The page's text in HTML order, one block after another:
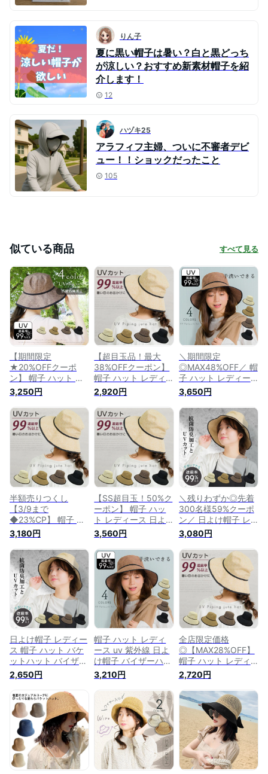
りん子
夏に黒い帽子は暑い？白と黒どっち
が涼しい？おすすめ新素材帽子を紹
介します！
12
ハヅキ25
アラフィフ主婦、ついに不審者デビ
ュー！！ショックだったこと
105
似ている商品 すべて見る
【期間限定
★20%OFFクーポ
ン】 帽子 ハット レ
ディース 日よけ帽子
おしゃれ カジュアル
シンプル バイザーハ
ット 大きめ 無地 メ
ッシュ ワイヤー バ
ケットハット バケッ
ト ブリムハットジュ
ートハット ジュート
紫外線対策 日焼け対
策 紫外線防止グッズ
3,250円
【超目玉品！最大
38%OFFクーポン】
帽子 ハット レディ
ース 日よけ帽子 お
しゃれ カジュアル
シンプル バイザーハ
ット 大きめ 無地 メ
ッシュ ワイヤー バ
ケットハット バケッ
ト ブリムハットジュ
ートハット ジュート
紫外線対策 日焼け対
策 紫外線防止グッズ
UV対策
2,920円
＼期間限定
◎MAX48%OFF／ 帽
子 ハット レディー
ス 日よけ帽子 おし
ゃれ カジュアル シ
ンプル バイザーハッ
ト 大きめ 無地 メッ
シュ ワイヤー バケ
ットハット バケット
ブリムハットジュー
トハット ジュート
紫外線対策 日焼け対
策 紫外線防止グッズ
UV対策
3,650円
半額売りつくし
【3/9まで
◆23%CP】 帽子 ハ
ット レディース 日
よけ帽子 おしゃれ
ワイヤー 紫外線防止
グッズ 日焼け対策
UV対策 ジュート UV
カット 無地 メッシ
ュ ブリムハットジュ
ートハット 紫外線対
策 バイザーハット
バケット カジュアル
バケットハット シン
プル
3,180円
【SS超目玉！50%ク
ーポン】 帽子 ハッ
ト レディース 日よ
け帽子 おしゃれ 日
焼け対策 メッシュ
UVカット 紫外線防
止グッズ シンプル
ジュート バイザーハ
ット カジュアル 無
地 ブリムハットジュ
ートハット 大きめ
ワイヤー
3,560円
＼残りわずか◎先着
300名様59%クーポ
ン／ 日よけ帽子 レ
ディース 帽子 ハッ
ト バケットハット
バイザーハット 紫外
線防止グッズ UV対
策 UVカット uv 紫外
線 日よけ 日焼け防
止 大きめ シンプル
メッシュ バケット
ワイヤー 無地 通気
調整可能 洗える
3,080円
日よけ帽子 レディー
ス 帽子 ハット バケ
ットハット バイザー
ハット 紫外線防止グ
ッズ UV対策 UVカッ
ト uv 紫外線 日よけ
日焼け防止 大きめ
シンプル メッシュ
バケット ワイヤー
無地 通気 調整可能
洗える おすすめ プ
レゼント 春 夏 夏用
母の日
2,650円
帽子 ハット レディ
ース uv 紫外線 日よ
け帽子 バイザーハッ
ト 春 夏 夏用 無地
UVカット 日よけ 母
の日 おすすめ 大き
め プレゼント 日焼
け防止 バケット 通
気 調整可能 メッシ
ュ ワイヤー 洗える
バケットハット 紫外
線防止グッズ UV対
策 シンプル
3,210円
全店限定価格
◎【MAX28%OFF】
帽子 ハット レディ
ース 日よけ帽子 紫
外線防止グッズ UV
対策 UVカット uv 紫
外線 日よけ 大きめ
日焼け防止 シンプル
バイザーハット メッ
シュ ワイヤー 春 夏
夏用 無地 バケット
通気 調整可能 洗え
る
2,720円